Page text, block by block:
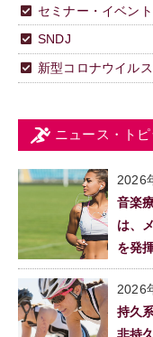
セミナー・イベント
SNDJ
新型コロナウイルス
ニュース・トピ
2026
音楽
は、
を発
2026
持久
非持